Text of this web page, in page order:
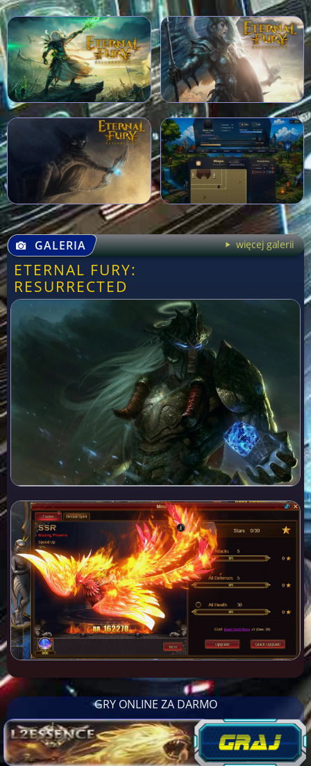
GALERIA więcej galerii
ETERNAL FURY:
RESURRECTED
GRY ONLINE ZA DARMO